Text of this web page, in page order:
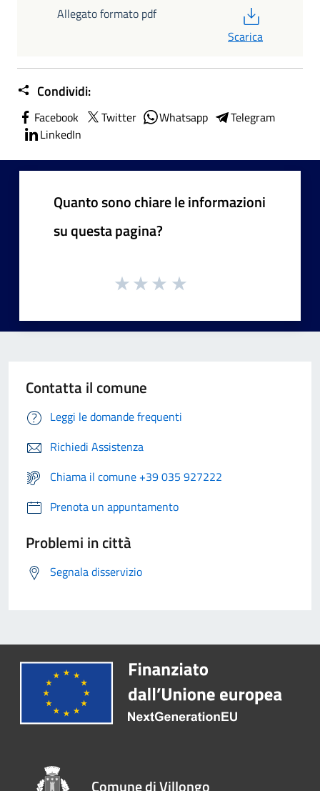
Allegato formato pdf
Scarica
Condividi:
Facebook Twitter Whatsapp
Telegram
LinkedIn
Quanto sono chiare le informazioni
su questa pagina?
Contatta il comune
Leggi le domande frequenti
Richiedi Assistenza
Chiama il comune +39 035 927222
Prenota un appuntamento
Problemi in città
Segnala disservizio